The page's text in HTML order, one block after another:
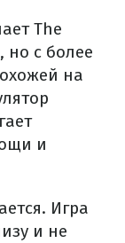
The
но с более
на
и
Игра
и не